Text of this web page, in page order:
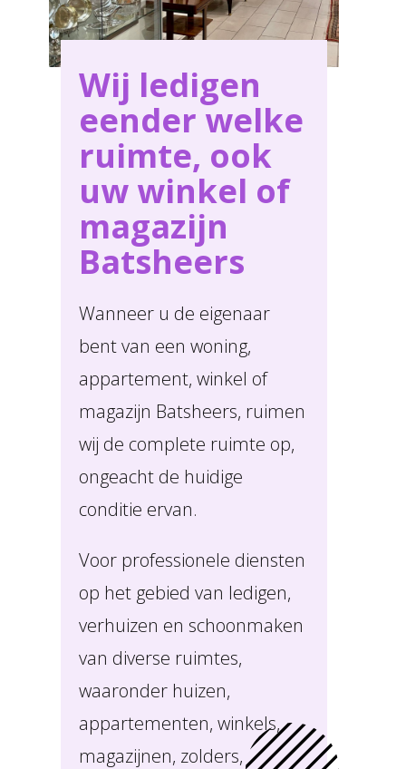
Wij ledigen
eender welke
ruimte, ook
uw winkel of
magazijn
Batsheers
Wanneer u de eigenaar
bent van een woning,
appartement, winkel of
magazijn Batsheers, ruimen
wij de complete ruimte op,
ongeacht de huidige
conditie ervan.
Voor professionele diensten
op het gebied van ledigen,
verhuizen en schoonmaken
van diverse ruimtes,
waaronder huizen,
appartementen, winkels,
magazijnen, zolders,